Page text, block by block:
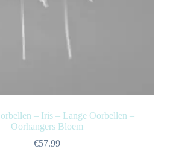
– Iris – Lange Oorbellen –
Oorhangers Bloem
€57.99